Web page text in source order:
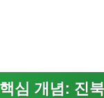
심 개념: 진